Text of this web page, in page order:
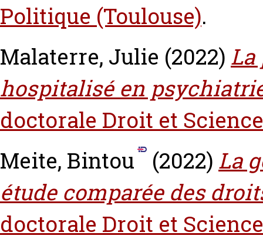
Politique (Toulouse).
Malaterre, Julie (2022)
hospitalisé en
doctorale Droit et
Meite, Bintou
(2022) La
étude comparée des
doctorale Droit et